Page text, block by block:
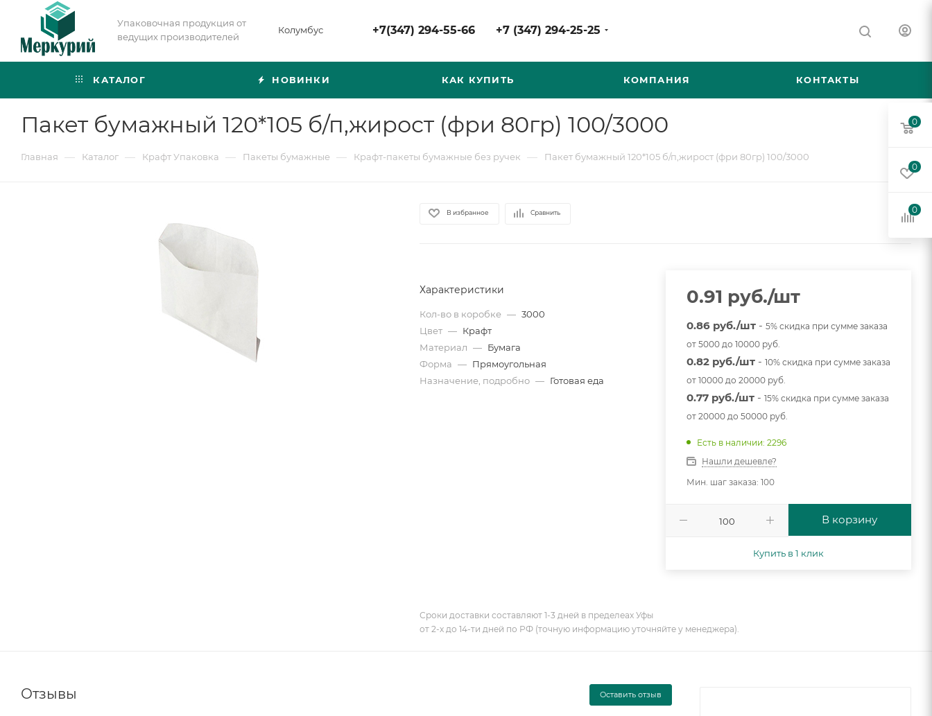
Упаковочная продукция от
ведущих производителей
Колумбус +7(347) 294-55-66 +7 (347) 294-25-25
КАТАЛОГ НОВИНКИ КАК КУПИТЬ КОМПАНИЯ КОНТАКТЫ
Пакет бумажный 120*105 б/п,жирост (фри 80гр) 100/3000
Главная — Каталог — Крафт Упаковка — Пакеты бумажные — Крафт-пакеты бумажные без ручек — Пакет бумажный 120*105 б/п,жирост (фри 80гр) 100/3000
В избранное Сравнить
Характеристики
Кол-во в коробке — 3000
Цвет — Крафт
Материал — Бумага
Форма — Прямоугольная
Назначение, подробно — Готовая еда
0.91 руб./шт
0.86 руб./шт- 5% скидка при сумме заказа
от 5000 до 10000 руб.
0.82 руб./шт- 10% скидка при сумме заказа
от 10000 до 20000 руб.
0.77 руб./шт- 15% скидка при сумме заказа
от 20000 до 50000 руб.
Есть в наличии: 2296
Нашли дешевле?
Мин. шаг заказа: 100
В корзину
Купить в 1 клик
Сроки доставки составляют 1-3 дней в пределеах Уфы
от 2-х до 14-ти дней по РФ (точную информацию уточняйте у менеджера).
Отзывы Оставить отзыв
0
0
0